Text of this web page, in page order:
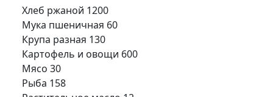
Хлеб ржаной 1200
Мука пшеничная 60
Крупа разная 130
Картофель и овощи 600
Мясо 30
Рыба 158